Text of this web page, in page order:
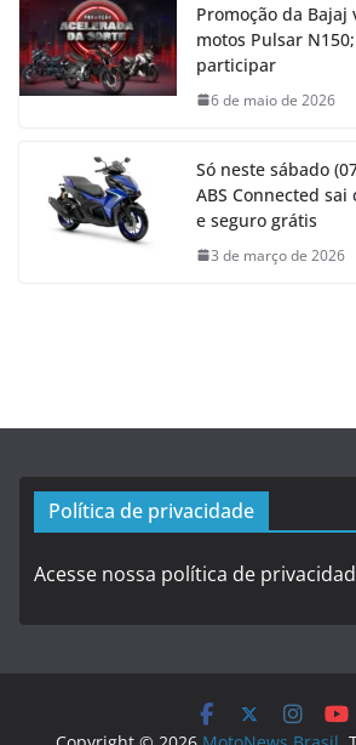
Promoção da Bajaj
motos Pulsar
participar
6 de maio de 2026
Só neste sábado
ABS Connected
e seguro grátis
3 de março de 2026
Política de privacidade
Acesse nossa política de